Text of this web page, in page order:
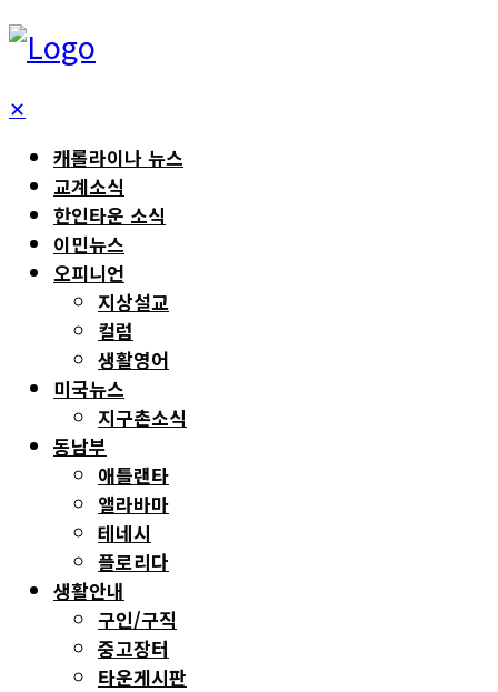
✕
캐롤라이나 뉴스
교계소식
한인타운 소식
이민뉴스
오피니언
지상설교
컬럼
생활영어
미국뉴스
지구촌소식
동남부
애틀랜타
앨라바마
테네시
플로리다
생활안내
구인/구직
중고장터
타운게시판